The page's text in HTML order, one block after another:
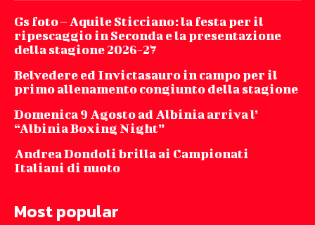
Gs foto – Aquile Sticciano: la festa per il
ripescaggio in Seconda e la presentazione
della stagione 2026-27
Belvedere ed Invictasauro in campo per il
primo allenamento congiunto della stagione
Domenica 9 Agosto ad Albinia arriva l’
“Albinia Boxing Night”
Andrea Dondoli brilla ai Campionati
Italiani di nuoto
Most popular